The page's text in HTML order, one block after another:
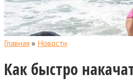
Главная » Новости
Как быстро